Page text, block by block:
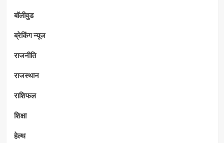
बॉलीवुड
ब्रेकिंग न्यूज
राजनीति
राजस्थान
राशिफल
शिक्षा
हेल्थ